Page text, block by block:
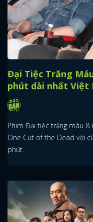
Đại Tiệc Trăng
phút dài nhất Việt
Phim Đại tiệc trăng máu 8
One Cut of the Dead với
phút.